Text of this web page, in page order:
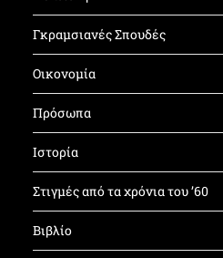
Γκραμσιανές Σπουδές
Οικονομία
Πρόσωπα
Ιστορία
Στιγμές από τα χρόνια του ’60
Βιβλίο